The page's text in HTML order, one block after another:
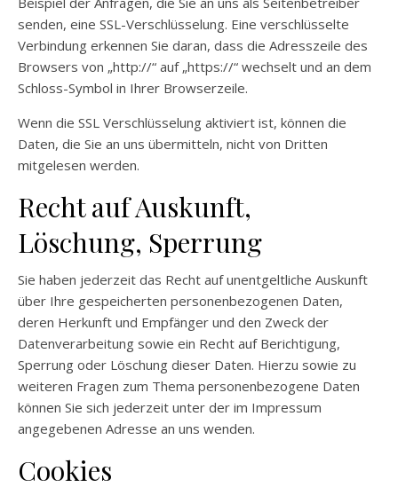
senden, eine SSL-Verschlüsselung. Eine verschlüsselte
Verbindung erkennen Sie daran, dass die Adresszeile des
Browsers von „http://“ auf „https://“ wechselt und an dem
Schloss-Symbol in Ihrer Browserzeile.
Wenn die SSL Verschlüsselung aktiviert ist, können die
Daten, die Sie an uns übermitteln, nicht von Dritten
mitgelesen werden.
Recht auf Auskunft,
Löschung, Sperrung
Sie haben jederzeit das Recht auf unentgeltliche Auskunft
über Ihre gespeicherten personenbezogenen Daten,
deren Herkunft und Empfänger und den Zweck der
Datenverarbeitung sowie ein Recht auf Berichtigung,
Sperrung oder Löschung dieser Daten. Hierzu sowie zu
weiteren Fragen zum Thema personenbezogene Daten
können Sie sich jederzeit unter der im Impressum
angegebenen Adresse an uns wenden.
Cookies